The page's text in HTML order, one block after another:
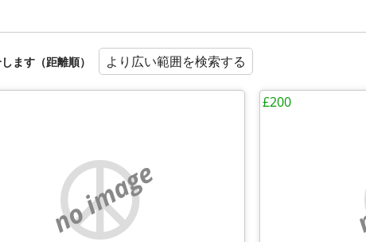
ます（距離順） より広い範囲を検索する
no image
£200